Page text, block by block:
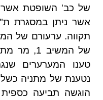
תקווה. ערעורם של
של המשיב
טענו המערערים
נטענת של מתניה
הוגשה תביעה